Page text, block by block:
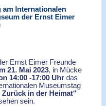
am Internationalen
der Ernst Eimer
Ernst Eimer Freunde
21. Mai 2023, in Mücke
14:00 -17:00 Uhrdas
Museumstag
Zurück in der Heimat“
sein.